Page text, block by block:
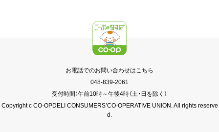
お電話でのお問い合わせはこちら
048-839-2061
受付時間：午前10時～午後4時（土・日を除く）
Copyright c CO-OPDELI CONSUMERS’CO-OPERATIVE UNION. All rights reserve
d.